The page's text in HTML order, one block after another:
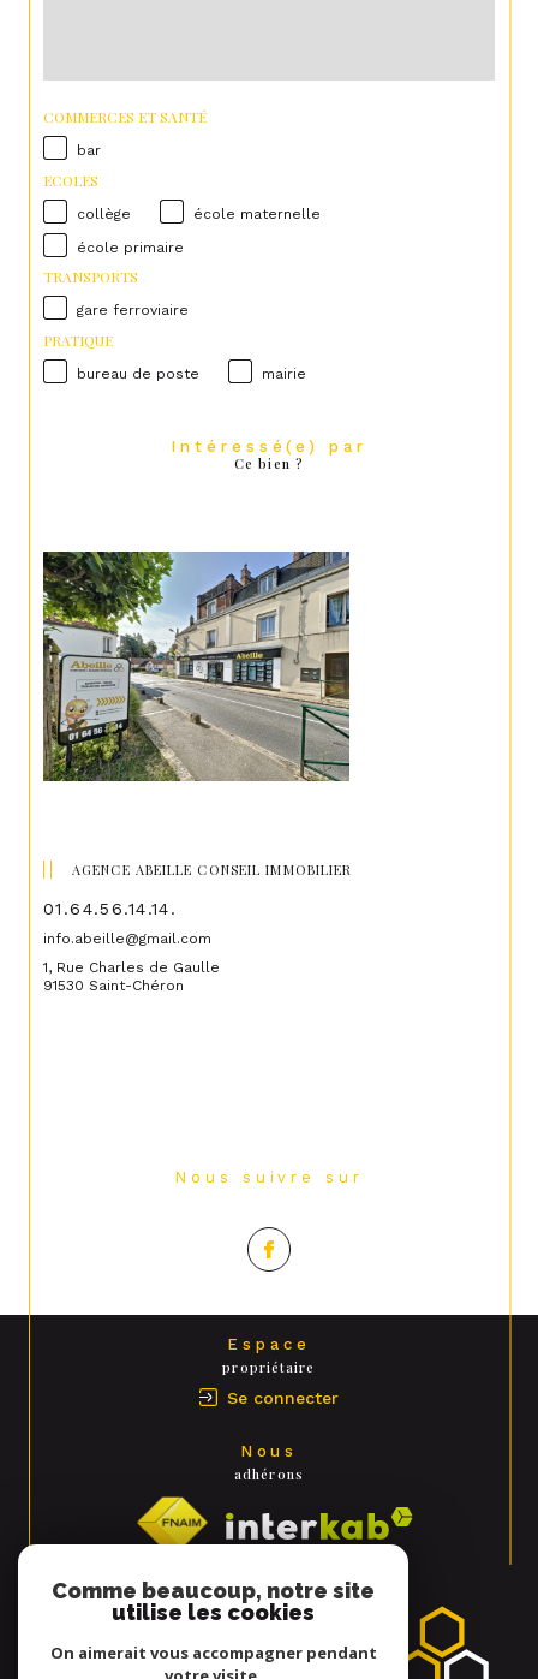
COMMERCES ET SANTÉ
bar
ECOLES
collège école maternelle
école primaire
TRANSPORTS
gare ferroviaire
PRATIQUE
bureau de poste mairie
Intéressé(e) par
Ce bien ?
AGENCE ABEILLE CONSEIL IMMOBILIER
01.64.56.14.14.
info.abeille@gmail.com
1, Rue Charles de Gaulle
91530 Saint-Chéron
Nous suivre sur
Espace
propriétaire
Se connecter
Nous
adhérons
Comme beaucoup, notre site
utilise les cookies
On aimerait vous accompagner pendant